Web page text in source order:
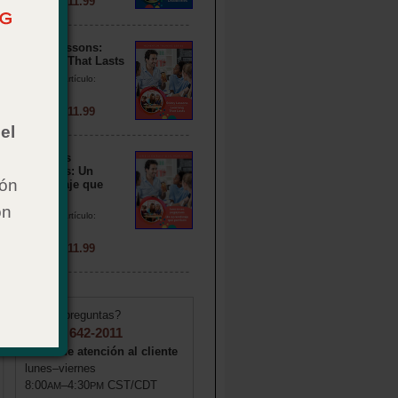
Sticky Lessons:
Learning That Lasts
Número de artículo:
Precio: $ 11.99
Lecciones
pegajosas: Un
aprendizaje que
Número de artículo:
Precio: $ 11.99
¿Tiene preguntas?
1 (855) 642-2011
Horas de atención al cliente
lunes–viernes
8:00AM–4:30PM CST/CDT